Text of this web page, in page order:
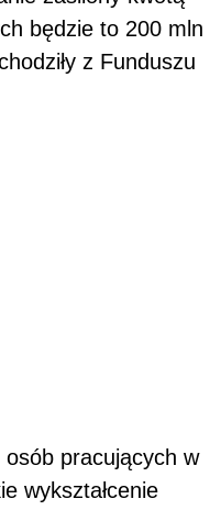
będzie to 200 mln
z Funduszu
osób pracujących w
wykształcenie